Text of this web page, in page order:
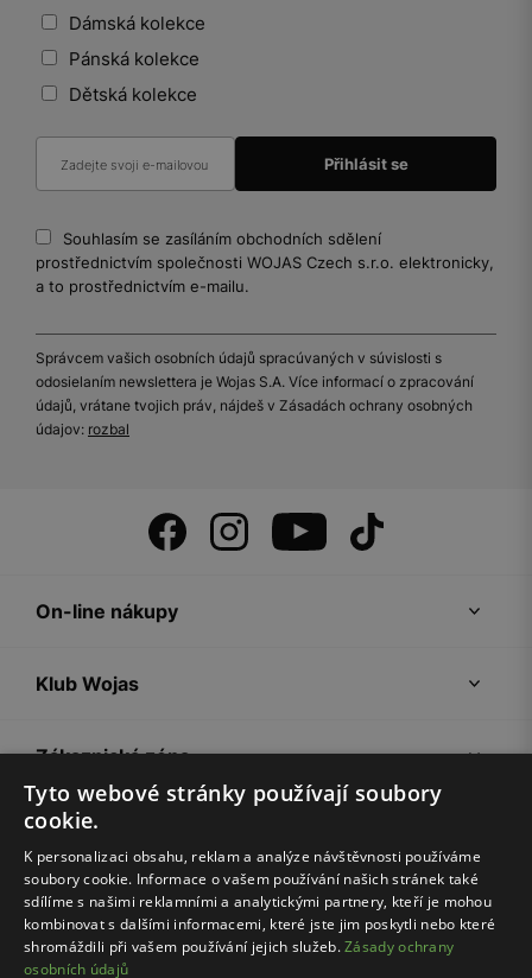
Dámská kolekce
Pánská kolekce
Dětská kolekce
Souhlasím se zasíláním obchodních sdělení
prostřednictvím společnosti WOJAS Czech s.r.o. elektronicky,
a to prostřednictvím e-mailu.
Správcem vašich osobních údajů spracúvaných v súvislosti s
odosielaním newslettera je Wojas S.A. Více informací o zpracování
údajů, vrátane tvojich práv, nájdeš v Zásadách ochrany osobných
údajov: rozbal
On-line nákupy
Klub Wojas
Zákaznická zóna
Společnost Wojas
Rady
Tyto webové stránky používají soubory
cookie.
K personalizaci obsahu, reklam a analýze návštěvnosti používáme
soubory cookie. Informace o vašem používání našich stránek také
sdílíme s našimi reklamními a analytickými partnery, kteří je mohou
kombinovat s dalšími informacemi, které jste jim poskytli nebo které
shromáždili při vašem používání jejich služeb.Zásady ochrany
osobních údajů